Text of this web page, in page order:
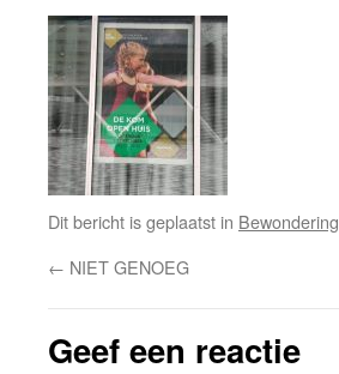
Dit bericht is geplaatst in Bewondering
← NIET GENOEG
Geef een reactie